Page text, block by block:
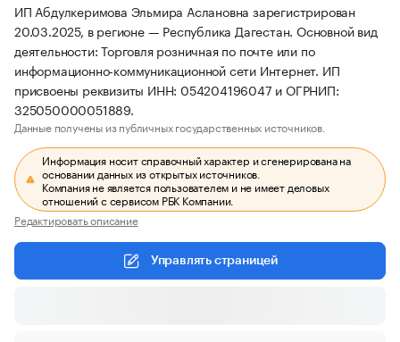
ИП Абдулкеримова Эльмира Аслановна зарегистрирован
20.03.2025, в регионе — Республика Дагестан. Основной вид
деятельности: Торговля розничная по почте или по
информационно-коммуникационной сети Интернет. ИП
присвоены реквизиты ИНН: 054204196047 и ОГРНИП:
325050000051889.
Данные получены из публичных государственных источников.
Информация носит справочный характер и сгенерирована на
основании данных из открытых источников.
Компания не является пользователем и не имеет деловых
отношений с сервисом РБК Компании.
Редактировать описание
Управлять страницей